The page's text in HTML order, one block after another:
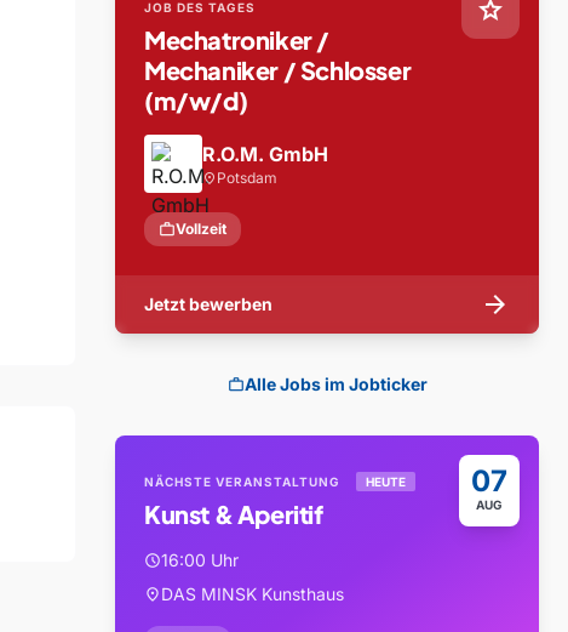
star
JOB DES TAGES
Mechatroniker /
Mechaniker / Schlosser
(m/w/d)
R.O.M. GmbH
location_on Potsdam
workVollzeit
Jetzt bewerben arrow_forward
workAlle Jobs im Jobticker
07
AUG
NÄCHSTE VERANSTALTUNG HEUTE
Kunst & Aperitif
schedule16:00 Uhr
location_onDAS MINSK Kunsthaus